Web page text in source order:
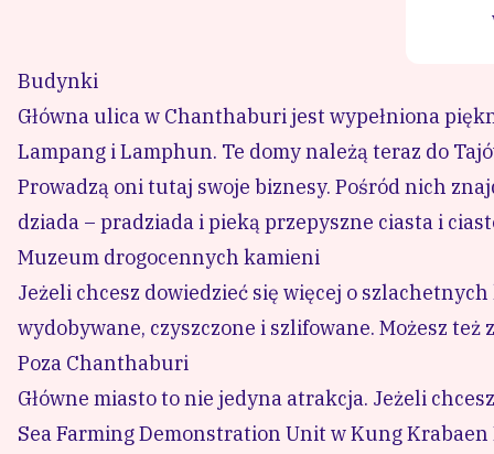
Budynki
Główna ulica w Chanthaburi jest wypełniona
Lampang i Lamphun. Te domy należą teraz do
Prowadzą oni tutaj swoje biznesy. Pośród nich
dziada – pradziada i pieką przepyszne ciasta i
Muzeum drogocennych kamieni
Jeżeli chcesz dowiedzieć się więcej o
wydobywane, czyszczone i szlifowane. Możesz
Poza Chanthaburi
Główne miasto to nie jedyna atrakcja. Jeżeli
Sea Farming Demonstration Unit w Kung Krabaen